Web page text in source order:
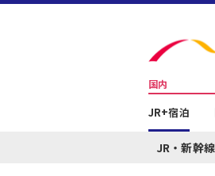
国内
JR+宿泊
JR・新幹